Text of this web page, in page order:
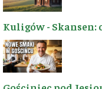
Kuligów -
♥ RAZEM BUDUJEMY
Dzięki wsparciu
pasjonatów tworzymy
nowe trasy i dbamy o